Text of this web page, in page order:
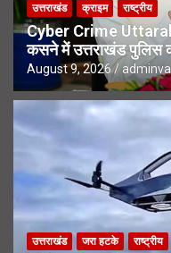
उत्तराखंड क्राइम राष्ट्रीय
Cyber Crime
कसने में उत्तराखंड पुलिस
August 9, 2026
उत्तराखंड जरा हटके राष्ट्रीय